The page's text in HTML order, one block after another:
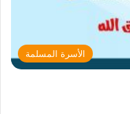
الأسرة المسلمة